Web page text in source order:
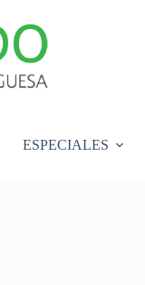
ESPECIALES